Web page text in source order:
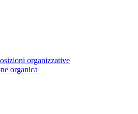
organizzative
organica